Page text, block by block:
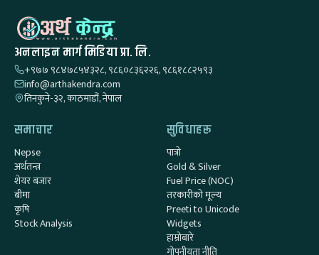
अनलाइन मार्ग मिडिया प्रा. लि.
+९७७ ९८४७८५४३२८, ९८६०८३६२२६, ९८६१८८२५९३
info@arthakendra.com
तिनकुने-३२, काठमाडौं, नेपाल
समाचार
Nepse
अर्थतन्त्र
शेयर बजार
बीमा
कृषि
Stock Analysis
सुविधाहरू
पात्रो
Gold & Silver
Fuel Price (NOC)
तरकारीको मूल्य
Preeti to Unicode
Widgets
हाम्रोबारे